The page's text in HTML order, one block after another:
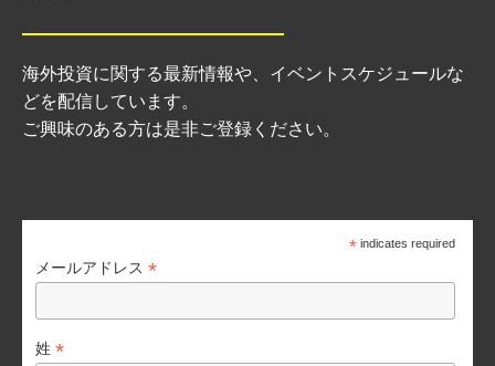
海外投資に関する最新情報や、イベントスケジュールな
どを配信しています。
ご興味のある方は是非ご登録ください。
* indicates required
メールアドレス*
姓*